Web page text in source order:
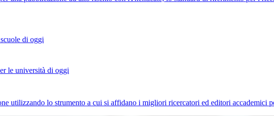
di oggi
le università di oggi
utilizzando lo strumento a cui si affidano i migliori ricercatori ed editori accademici